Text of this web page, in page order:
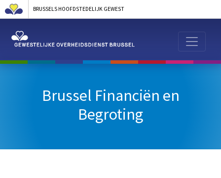
BRUSSELS HOOFDSTEDELIJK GEWEST
Brussel Financiën en
Begroting